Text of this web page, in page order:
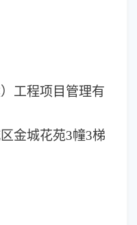
工程项目管理有
金城花苑3幢3梯